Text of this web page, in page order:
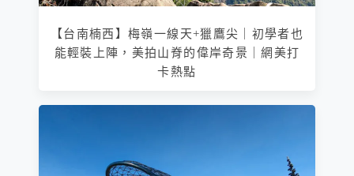
【台南楠西】梅嶺一線天+獵鷹尖｜初學者也
能輕裝上陣，美拍山脊的偉岸奇景｜網美打
卡熱點